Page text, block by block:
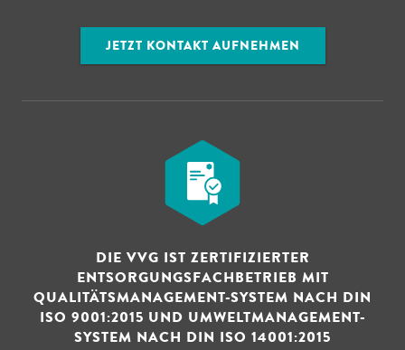
JETZT KONTAKT AUFNEHMEN
DIE VVG IST ZERTIFIZIERTER
ENTSORGUNGSFACHBETRIEB MIT
QUALITÄTSMANAGEMENT-SYSTEM NACH DIN
ISO 9001:2015 UND UMWELTMANAGEMENT-
SYSTEM NACH DIN ISO 14001:2015